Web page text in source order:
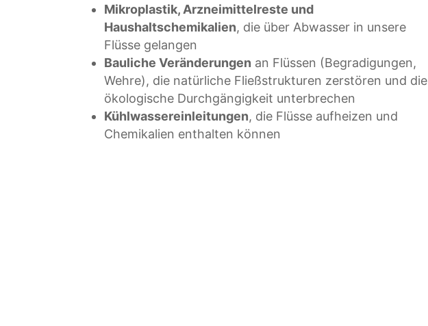
Mikroplastik, Arzneimittelreste und
Haushaltschemikalien, die über Abwasser in unsere
Flüsse gelangen
Bauliche Veränderungen an Flüssen (Begradigungen,
Wehre), die natürliche Fließstrukturen zerstören und die
ökologische Durchgängigkeit unterbrechen
Kühlwassereinleitungen, die Flüsse aufheizen und
Chemikalien enthalten können